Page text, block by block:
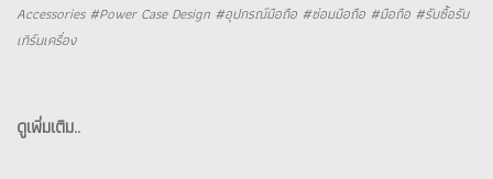
Accessories #Power Case Design #อุปกรณ์มือถือ #ซ่อมมือถือ #มือถือ #รับซื้อรับ
เทิร์นเครื่อง
ดูเพิ่มเติม..